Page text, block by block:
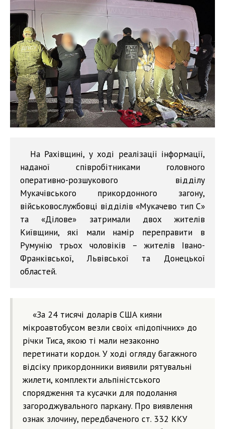
На Рахівщині, у ході реалізації інформації,
наданої співробітниками головного
оперативно-розшукового відділу
Мукачівського прикордонного загону,
військовослужбовці відділів «Мукачево тип С»
та «Ділове» затримали двох жителів
Київщини, які мали намір переправити в
Румунію трьох чоловіків – жителів Івано-
Франківської, Львівської та Донецької
областей.
«За 24 тисячі доларів США кияни
мікроавтобусом везли своїх «підопічних» до
річки Тиса, якою ті мали незаконно
перетинати кордон. У ході огляду багажного
відсіку прикордонники виявили рятувальні
жилети, комплекти альпіністського
спорядження та кусачки для подолання
загороджувального паркану. Про виявлення
ознак злочину, передбаченого ст. 332 ККУ